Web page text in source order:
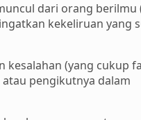
dari orang berilmu
kekeliruan yang
kesalahan (yang cukup
pengikutnya dalam